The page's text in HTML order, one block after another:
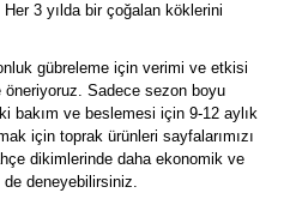
3 yılda bir çoğalan köklerini
gübreleme için verimi ve etkisi
öneriyoruz. Sadece sezon boyu
bakım ve beslemesi için 9-12 aylık
için toprak ürünleri sayfalarımızı
dikimlerinde daha ekonomik ve
de deneyebilirsiniz.